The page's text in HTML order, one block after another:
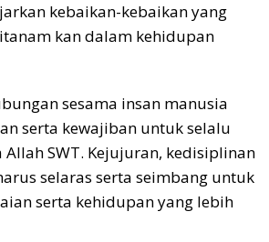
kebaikan-kebaikan yang
kan dalam kehidupan
sesama insan manusia
serta kewajiban untuk selalu
SWT. Kejujuran, kedisiplinan
selaras serta seimbang untuk
serta kehidupan yang lebih